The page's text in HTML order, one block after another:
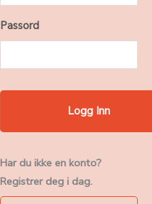
Passord
Har du ikke en konto?
Registrer deg i dag.